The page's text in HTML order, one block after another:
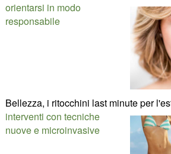
orientarsi in modo
responsabile
Bellezza, i ritocchini last minute per
interventi con tecniche
nuove e microinvasive